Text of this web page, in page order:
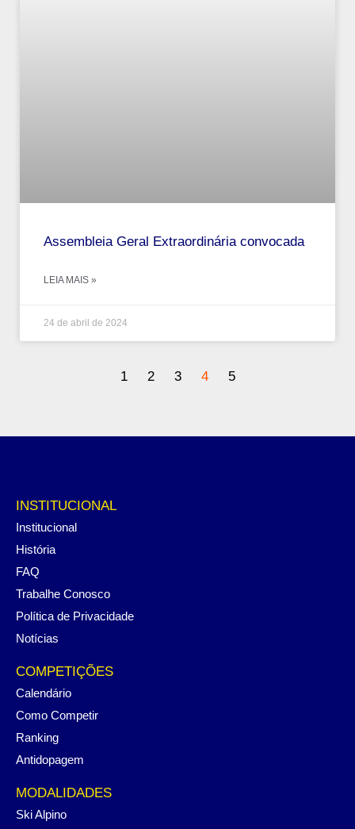
Assembleia Geral Extraordinária convocada
LEIA MAIS »
24 de abril de 2024
1 2 3 4 5
INSTITUCIONAL
Institucional
História
FAQ
Trabalhe Conosco
Política de Privacidade
Notícias
COMPETIÇÕES
Calendário
Como Competir
Ranking
Antidopagem
MODALIDADES
Ski Alpino